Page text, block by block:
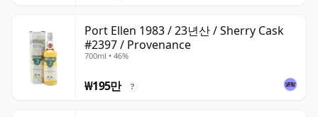
Port Ellen 1983 / 23년산 / Sherry Cask
#2397 / Provenance
700ml • 46%
₩195만 ?